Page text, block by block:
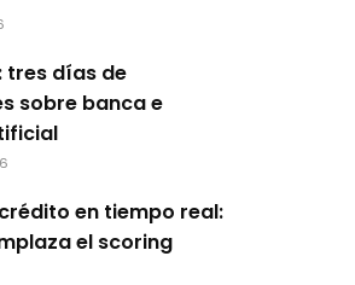
tres días de
sobre banca e
en tiempo real:
el scoring